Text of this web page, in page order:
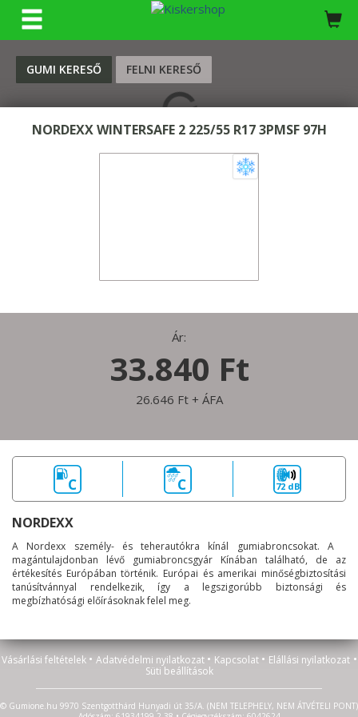
GUMI KERESŐ FELNI KERESŐ
NORDEXX WINTERSAFE 2 225/55 R17 3PMSF 97H
Ár:
33.840 Ft
26.646 Ft + ÁFA
C C 72 dB
NORDEXX
A Nordexx személy- és teherautókra kínál gumiabroncsokat. A
magántulajdonban lévő gumiabroncsgyár Kínában található, de az
értékesítés Európában történik. Európai és amerikai minőségbiztosítási
tanúsítvánnyal rendelkezik, így a legszigorúbb biztonsági és
megbízhatósági előírásoknak felel meg.
Vásárlási feltételek • Adatvédelmi nyilatkozat • Kapcsolat • Elállási nyilatkozat •
Süti beállítások
© Gumione.hu 9970 Szentgotthárd Hunyadi út 35/A. (NEM TELEPHELY, NEM ÁTVÉTELI PONT)